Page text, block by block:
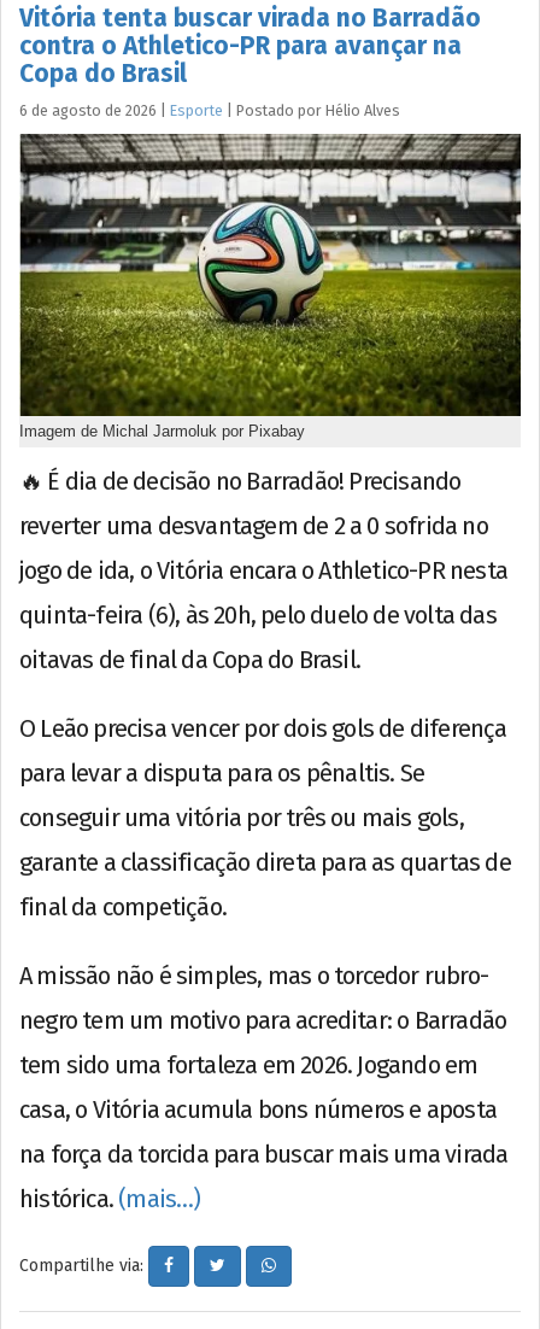
Vitória tenta buscar virada no Barradão
contra o Athletico-PR para avançar na
Copa do Brasil
6 de agosto de 2026 Esporte Postado por Hélio Alves
Imagem de Michal Jarmoluk por Pixabay
🔥 É dia de decisão no Barradão! Precisando
reverter uma desvantagem de 2 a 0 sofrida no
jogo de ida, o Vitória encara o Athletico-PR nesta
quinta-feira (6), às 20h, pelo duelo de volta das
oitavas de final da Copa do Brasil.
O Leão precisa vencer por dois gols de diferença
para levar a disputa para os pênaltis. Se
conseguir uma vitória por três ou mais gols,
garante a classificação direta para as quartas de
final da competição.
A missão não é simples, mas o torcedor rubro-
negro tem um motivo para acreditar: o Barradão
tem sido uma fortaleza em 2026. Jogando em
casa, o Vitória acumula bons números e aposta
na força da torcida para buscar mais uma virada
histórica. (mais…)
Compartilhe via: